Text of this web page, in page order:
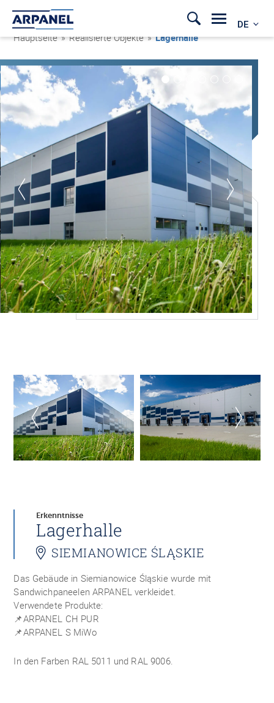
DE
Hauptseite » Realisierte Objekte »Lagerhalle
Erkenntnisse
Lagerhalle
SIEMIANOWICE ŚLĄSKIE
Das Gebäude in Siemianowice Śląskie wurde mit
Sandwichpaneelen ARPANEL verkleidet.
Verwendete Produkte:
📌ARPANEL CH PUR
📌ARPANEL S MiWo
In den Farben RAL 5011 und RAL 9006.